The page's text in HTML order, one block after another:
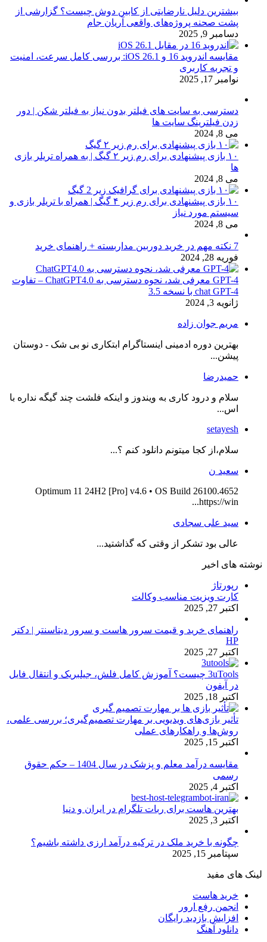
بیشترین دلیل نارضایتی از کابین دوش چیست؟ گزارشی از
پشت صحنه پروژه‌های واقعی آریان جام
دسامبر 9, 2025
مقایسه اندروید 16 و iOS 26.1: بررسی کامل سرعت، امنیت
و تجربه کاربری
نوامبر 17, 2025
دسترسی به سایت های فیلتر بدون نیاز به فیلتر شکن | دور
زدن فیلترینگ سایت ها
می 8, 2024
۱۰ بازی پیشنهادی برای رم زیر ۲ گیگ | به همراه تریلر بازی
ها
می 8, 2024
۱۰ بازی پیشنهادی برای رم زیر ۴ گیگ | همراه با تریلر بازی و
سیستم مورد نیاز
می 8, 2024
7 نکته مهم در خرید دوربین مداربسته + راهنمای خرید
فوریه 28, 2024
GPT-4 معرفی شد، نحوه دسترسی به ChatGPT4.0 – تفاوت
chat GPT-4 با نسخه 3.5
ژانویه 3, 2024
مریم جوان زاده
بهترین دوره ادمینی اینستاگرام ابتکاری نو بی شک - دوستان
پیشن...
حمیدرضا
سلام و درود کاری به ویندوز و اینکه فلشت چند گیگه نداره با
اس...
setayesh
سلام،از کجا میتونم دانلود کنم ؟...
سعید ن
Optimum 11 24H2 [Pro] v4.6 • OS Build 26100.4652
https://win...
سید علی سجادی
عالی بود تشکر از وقتی که گذاشتید...
نوشته های اخیر
رپورتاژ
کارت ویزیت مناسب وکالت
اکتبر 27, 2025
راهنمای خرید و قیمت سرور هاست و سرور دیتاسنتر | دکتر
HP
اکتبر 27, 2025
3uTools چیست؟ آموزش کامل فلش، جیلبریک و انتقال فایل
در آیفون
اکتبر 18, 2025
تأثیر بازی‌های ویدیویی بر مهارت تصمیم‌گیری؛ بررسی علمی،
روش‌ها و راهکارهای عملی
اکتبر 15, 2025
مقایسه درآمد معلم و پزشک در سال 1404 – حکم حقوق
رسمی
اکتبر 4, 2025
بهترین هاست برای ربات تلگرام در ایران و دنیا
اکتبر 3, 2025
چگونه با خرید ملک در ترکیه درآمد ارزی داشته باشیم؟
سپتامبر 15, 2025
لینک های مفید
خرید هاست
انجمن رفع ارور
افزایش بازدید رایگان
دانلود آهنگ